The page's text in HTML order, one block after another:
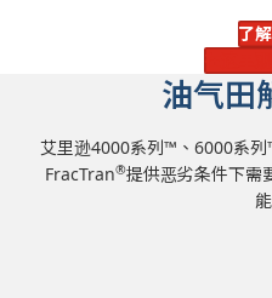
了
油气田
艾里逊4000系列™、6000系
FracTran®提供恶劣条件下需